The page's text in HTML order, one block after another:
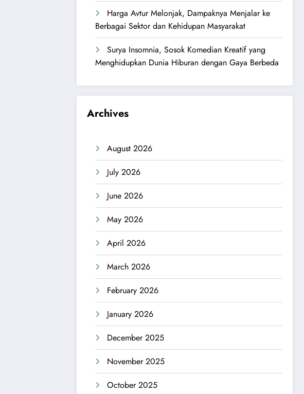
Harga Avtur Melonjak, Dampaknya Menjalar ke
Berbagai Sektor dan Kehidupan Masyarakat
Surya Insomnia, Sosok Komedian Kreatif yang
Menghidupkan Dunia Hiburan dengan Gaya Berbeda
Archives
August 2026
July 2026
June 2026
May 2026
April 2026
March 2026
February 2026
January 2026
December 2025
November 2025
October 2025